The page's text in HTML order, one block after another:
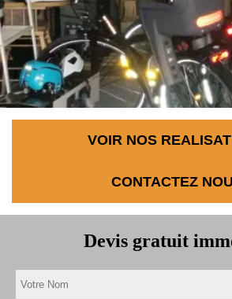
VOIR NOS
CONTACTEZ
Devis gratuit